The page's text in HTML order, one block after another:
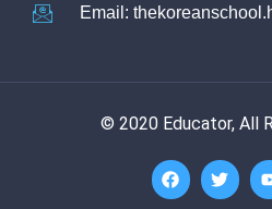
Email:
© 2020 Educator, All